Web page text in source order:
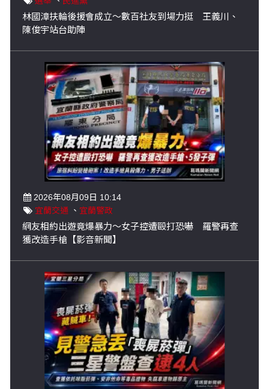
林國漳扶輪後援會成立～數百社友到場力挺 王義川、
陳俊宇站台助陣
2026年08月09日 10:14
宜蘭交通 、 宜蘭警政
網友相約出遊竟爆暴力～女子控遭毆打恐嚇 羅警再查
獲改造手槍【影音新聞】